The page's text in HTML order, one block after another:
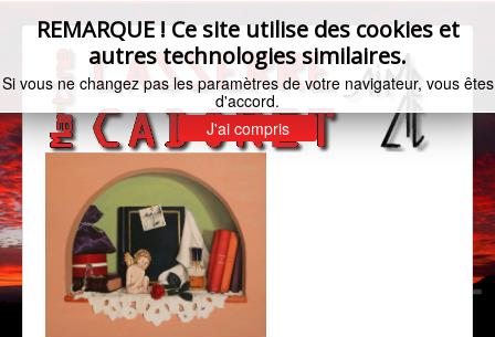
REMARQUE ! Ce site utilise des cookies et
autres technologies similaires.
Si vous ne changez pas les paramètres de votre navigateur, vous êtes
d'accord.
J'ai compris